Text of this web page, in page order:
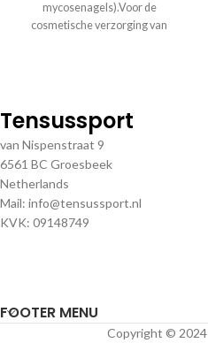
mycosenagels).Voor de
cosmetische verzorging van
Tensussport
van Nispenstraat 9
6561 BC Groesbeek
Netherlands
Mail: info@tensussport.nl
KVK: 09148749
FOOTER MENU
Copyright © 2024